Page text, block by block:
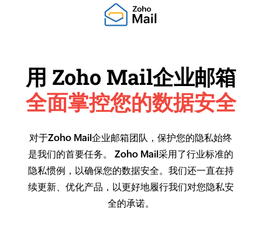
用 Zoho Mail企业邮箱
全面掌控您的数据安全
对于Zoho Mail企业邮箱团队，保护您的隐私始终
是我们的首要任务。 Zoho Mail采用了行业标准的
隐私惯例，以确保您的数据安全。我们还一直在持
续更新、优化产品，以更好地履行我们对您隐私安
全的承诺。